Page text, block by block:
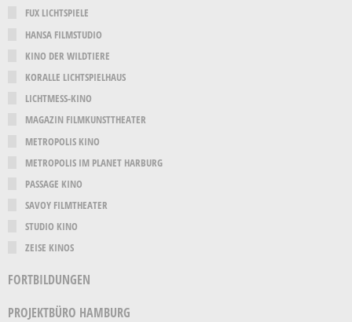
FUX LICHTSPIELE
HANSA FILMSTUDIO
KINO DER WILDTIERE
KORALLE LICHTSPIELHAUS
LICHTMESS-KINO
MAGAZIN FILMKUNSTTHEATER
METROPOLIS KINO
METROPOLIS IM PLANET HARBURG
PASSAGE KINO
SAVOY FILMTHEATER
STUDIO KINO
ZEISE KINOS
FORTBILDUNGEN
PROJEKTBÜRO HAMBURG